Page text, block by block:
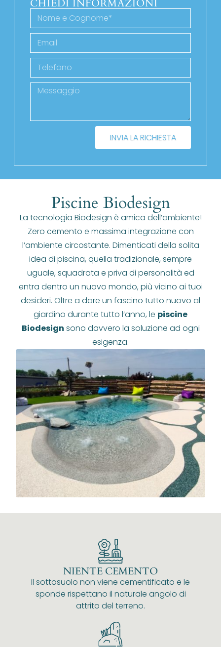
CHIEDI INFORMAZIONI
INVIA LA RICHIESTA
Piscine Biodesign
La tecnologia Biodesign è amica dell’ambiente!
Zero cemento e massima integrazione con
l’ambiente circostante. Dimenticati della solita
idea di piscina, quella tradizionale, sempre
uguale, squadrata e priva di personalità ed
entra dentro un nuovo mondo, più vicino ai tuoi
desideri. Oltre a dare un fascino tutto nuovo al
giardino durante tutto l’anno, le piscine
Biodesign sono davvero la soluzione ad ogni
esigenza.
NIENTE CEMENTO
Il sottosuolo non viene cementificato e le
sponde rispettano il naturale angolo di
attrito del terreno.